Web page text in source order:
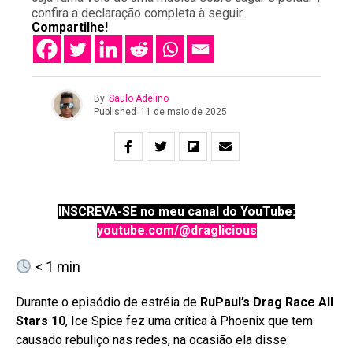
confira a declaração completa à seguir.
Compartilhe!
By Saulo Adelino
Published 11 de maio de 2025
INSCREVA-SE no meu canal do YouTube:
youtube.com/@draglicious
< 1 min
Durante o episódio de estréia de RuPaul’s Drag Race All
Stars 10, Ice Spice fez uma crítica à Phoenix que tem
causado rebuliço nas redes, na ocasião ela disse: